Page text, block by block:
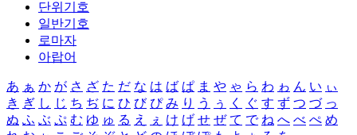
단위기호
일반기호
로마자
아랍어
あ ぁ か が さ ざ た だ な は ば ぱ ま や ゃ ら わ ゎ ん い ぃ
き ぎ し じ ち ぢ に ひ び ぴ み り う ぅ く ぐ す ず つ づ っ
ぬ ふ ぶ ぷ む ゆ ゅ る え ぇ け げ せ ぜ て で ね へ べ ぺ め